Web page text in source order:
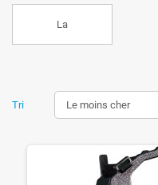
La
Tri